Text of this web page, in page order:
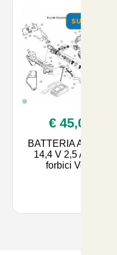
SUMMER
€ 45,00
BATTERIA AL LITIO
14,4 V 2,5 Ah per
forbici Volpi